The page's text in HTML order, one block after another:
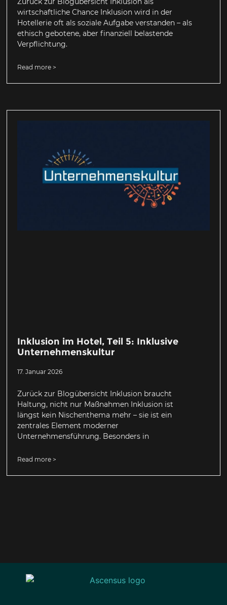
wirtschaftliche Chance Inklusion wird in der
Hotellerie oft als soziale Aufgabe verstanden – als
ethisch gebotene, aber finanziell belastende
Verpflichtung.
Read more >
Inklusion im Hotel, Teil 5: Inklusive
Unternehmenskultur
17. Januar 2026
Zurück zur Blogübersicht Inklusion braucht
Haltung, nicht nur Maßnahmen Inklusion ist
längst kein Nischenthema mehr – sie ist ein
zentrales Element moderner
Unternehmensführung. Besonders in
Read more >